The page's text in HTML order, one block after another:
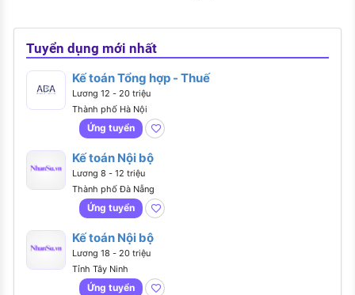
Tuyển dụng mới nhất
Kế toán Tổng hợp - Thuế
Lương 12 - 20 triệu
Thành phố Hà Nội
Ứng tuyển
Kế toán Nội bộ
Lương 8 - 12 triệu
Thành phố Đà Nẵng
Ứng tuyển
Kế toán Nội bộ
Lương 18 - 20 triệu
Tỉnh Tây Ninh
Ứng tuyển